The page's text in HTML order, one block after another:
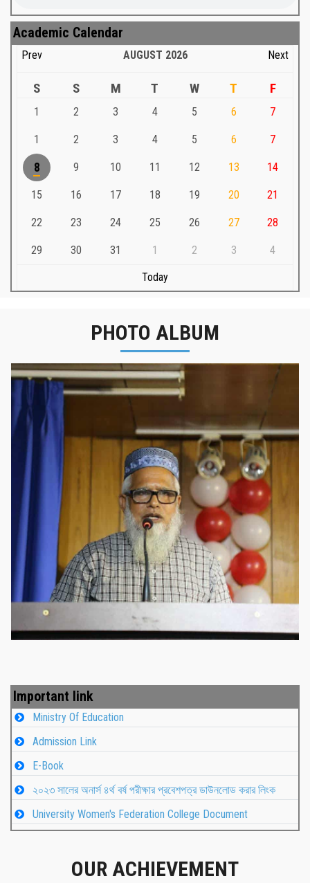
Academic Calendar
Prev AUGUST 2026 Next
S S M T W T F
1 2 3 4 5 6 7
1 2 3 4 5 6 7
8 9 10 11 12 13 14
15 16 17 18 19 20 21
22 23 24 25 26 27 28
29 30 31 1 2 3 4
Today
PHOTO ALBUM
নবীনবরণ - ২০২৫
Important link
Ministry Of Education
Admission Link
E-Book
২০২৩ সালের অনার্স ৪র্থ বর্ষ পরীক্ষার প্রবেশপত্র ডাউনলোড করার লিংক
University Women's Federation College Document
OUR ACHIEVEMENT